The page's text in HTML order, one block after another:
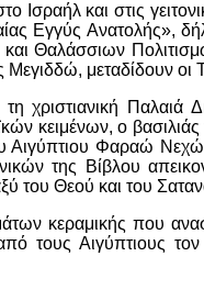
Ισραήλ και στις
Εγγύς Ανατολής»,
Θαλάσσιων
Μεγιδδώ, μεταδίδουν οι
χριστιανική Παλαιά
κειμένων, ο
Αιγύπτιου Φαραώ
της Βίβλου
του Θεού και του
κεραμικής που
από τους Αιγύπτιους